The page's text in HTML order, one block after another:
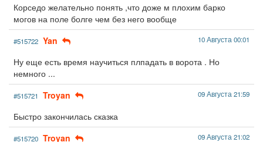
Корседо желательно понять ,что доже м плохим барко
могов на поле болге чем без него вообще
#515722 Yan 10 Августа 00:01
Ну еще есть время научиться плпадать в ворота . Но
немного ...
#515721 Troyan 09 Августа 21:59
Быстро закончилась сказка
#515720 Troyan 09 Августа 21:02